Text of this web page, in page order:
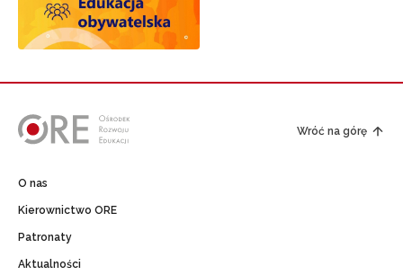
Wróć na górę
O nas
Kierownictwo ORE
Patronaty
Aktualności